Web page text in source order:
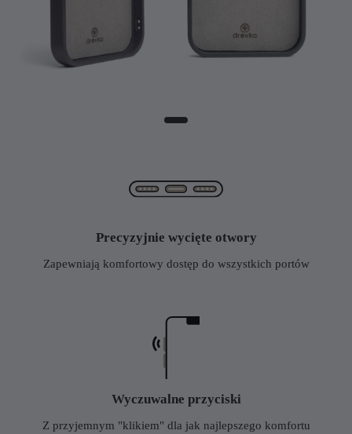
Precyzyjnie wycięte otwory
Zapewniają komfortowy dostęp do wszystkich portów
Wyczuwalne przyciski
Z przyjemnym "klikiem" dla jak najlepszego komfortu